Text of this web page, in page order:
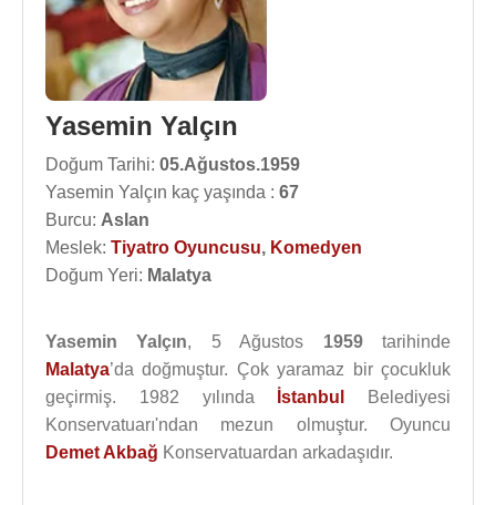
Yasemin Yalçın
Doğum Tarihi: 05.Ağustos.1959
Yasemin Yalçın kaç yaşında : 67
Burcu: Aslan
Meslek: Tiyatro Oyuncusu, Komedyen
Doğum Yeri: Malatya
Yasemin Yalçın, 5 Ağustos 1959tarihinde
Malatya’da doğmuştur. Çok yaramaz bir çocukluk
geçirmiş. 1982 yılında
İstanbul
Belediyesi
Konservatuarı'ndan mezun olmuştur. Oyuncu
Demet Akbağ Konservatuardan arkadaşıdır.